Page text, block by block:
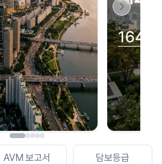
AVM 보고서 담보등급
활하지 않아 지도를 불러올 수 없습니다.
편을 드려 죄송합니다.
다시 시도